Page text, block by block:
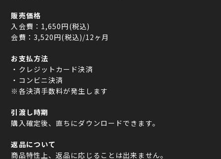
販売価格
入会費：1,650円(税込)
会費：3,520円(税込)/12ヶ月
お支払方法
・クレジットカード決済
・コンビニ決済
※各決済手数料が発生します
引渡し時期
購入確定後、直ちにダウンロードできます。
返品について
商品特性上、返品に応じることは出来ません。